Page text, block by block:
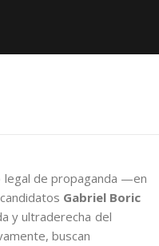
legal de propaganda —en
Gabriel Boric
y ultraderecha del
buscan